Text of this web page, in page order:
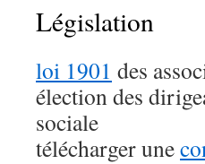
Législation
loi 1901 des
élection des
sociale
télécharger une